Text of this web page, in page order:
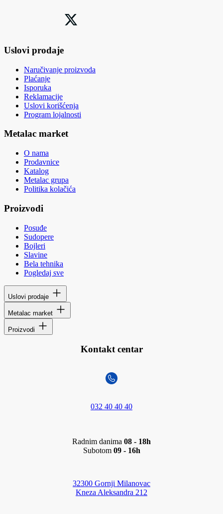
Uslovi prodaje
Naručivanje proizvoda
Plaćanje
Isporuka
Reklamacije
Uslovi korišćenja
Program lojalnosti
Metalac market
O nama
Prodavnice
Katalog
Metalac grupa
Politika kolačića
Proizvodi
Posuđe
Sudopere
Bojleri
Slavine
Bela tehnika
Pogledaj sve
Uslovi prodaje
Metalac market
Proizvodi
Kontakt centar
032 40 40 40
Radnim danima 08 - 18h
Subotom 09 - 16h
32300 Gornji Milanovac
Kneza Aleksandra 212